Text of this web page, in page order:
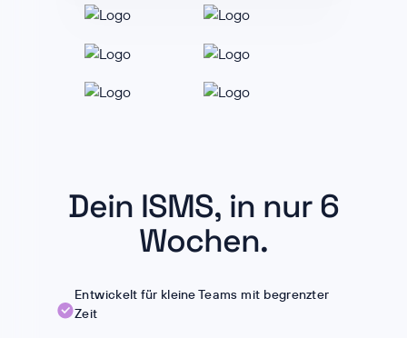
Dein ISMS, in nur 6
Wochen.
Entwickelt für kleine Teams mit begrenzter
Zeit